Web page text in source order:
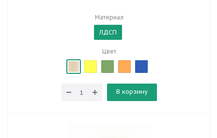
Материал
ЛДСП
Цвет
В корзину